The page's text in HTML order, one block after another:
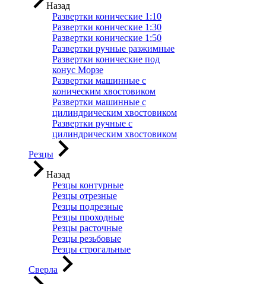
Назад
Развертки конические 1:10
Развертки конические 1:30
Развертки конические 1:50
Развертки ручные разжимные
Развертки конические под
конус Морзе
Развертки машинные с
коническим хвостовиком
Развертки машинные с
цилиндрическим хвостовиком
Развертки ручные с
цилиндрическим хвостовиком
Резцы
Назад
Резцы контурные
Резцы отрезные
Резцы подрезные
Резцы проходные
Резцы расточные
Резцы резьбовые
Резцы строгальные
Сверла